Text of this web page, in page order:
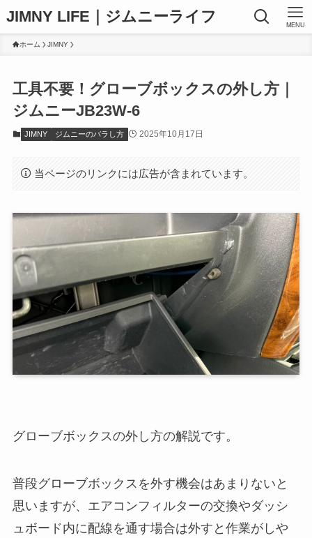
JIMNY LIFE｜ジムニーライフ MENU
ホーム JIMNY
工具不要！グローブボックスの外し方｜
ジムニーJB23W-6
JIMNY ジムニーのバラし方 2025年10月17日
当ページのリンクには広告が含まれています。
グローブボックスの外し方の解説です。
普段グローブボックスを外す機会はあまりないと
思いますが、エアコンフィルターの交換やダッシ
ュボード内に配線を通す場合は外すと作業がしや